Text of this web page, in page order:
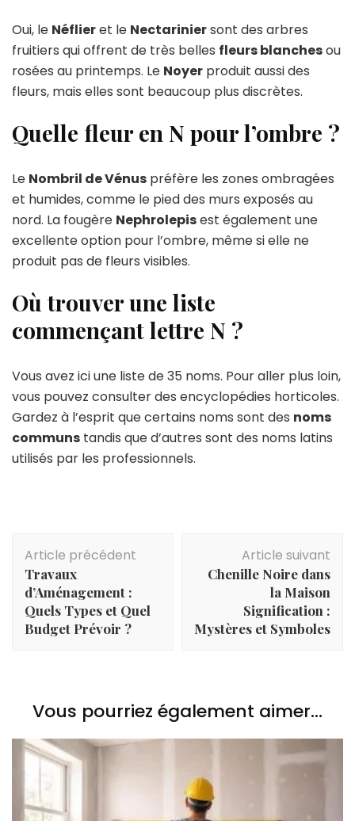
Oui, le Néflieret le Nectariniersont des arbres
fruitiers qui offrent de très belles fleurs blanchesou
rosées au printemps. Le Noyer produit aussi des
fleurs, mais elles sont beaucoup plus discrètes.
Quelle fleur en N pour l’ombre ?
Le Nombril de Vénus préfère les zones ombragées
et humides, comme le pied des murs exposés au
nord. La fougère Nephrolepisest également une
excellente option pour l’ombre, même si elle ne
produit pas de fleurs visibles.
Où trouver une liste
commençant lettre N ?
Vous avez ici une liste de 35 noms. Pour aller plus loin,
vous pouvez consulter des encyclopédies horticoles.
Gardez à l’esprit que certains noms sont des noms
communs tandis que d’autres sont des noms latins
utilisés par les professionnels.
d'article
Article précédent
Travaux
d’Aménagement :
Quels Types et Quel
Budget Prévoir ?
Article suivant
Chenille Noire dans
la Maison
Signification :
Mystères et Symboles
Vous pourriez également aimer...